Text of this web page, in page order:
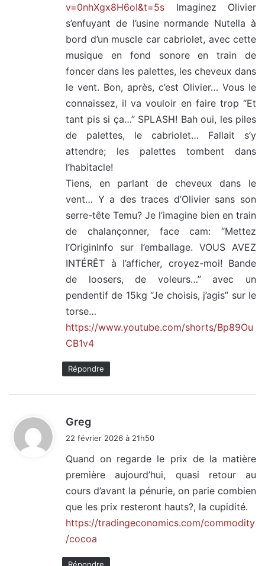
v=0nhXgx8H6oI&t=5s Imaginez Olivier
s’enfuyant de l’usine normande Nutella à
bord d’un muscle car cabriolet, avec cette
musique en fond sonore en train de
foncer dans les palettes, les cheveux dans
le vent. Bon, après, c’est Olivier… Vous le
connaissez, il va vouloir en faire trop “Et
tant pis si ça…” SPLASH! Bah oui, les piles
de palettes, le cabriolet… Fallait s’y
attendre; les palettes tombent dans
l’habitacle!
Tiens, en parlant de cheveux dans le
vent… Y a des traces d’Olivier sans son
serre-tête Temu? Je l’imagine bien en train
de chalançonner, face cam: “Mettez
l’OriginInfo sur l’emballage. VOUS AVEZ
INTÉRÊT à l’afficher, croyez-moi! Bande
de loosers, de voleurs…” avec un
pendentif de 15kg “Je choisis, j’agis” sur le
torse…
https://www.youtube.com/shorts/Bp89Ou
CB1v4
Répondre
Greg
:
22 février 2026 à 21h50
Quand on regarde le prix de la matière
première aujourd’hui, quasi retour au
cours d’avant la pénurie, on parie combien
que les prix resteront hauts?, la cupidité.
https://tradingeconomics.com/commodity
/cocoa
Répondre